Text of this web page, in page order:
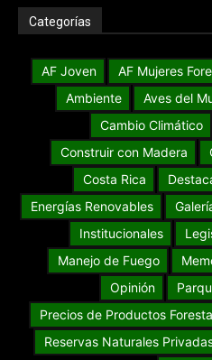
Categorías
AF Joven AF Mujeres
Ambiente
Aves del
Cambio Climático
Construir con Madera
Costa Rica
Energías Renovables
Institucionales
Manejo de Fuego
Opinión
Precios de Productos
Reservas Naturales